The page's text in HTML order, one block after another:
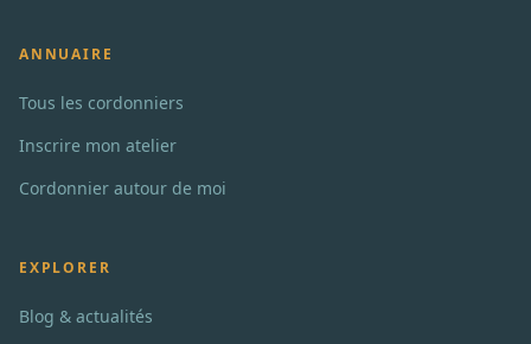
ANNUAIRE
Tous les cordonniers
Inscrire mon atelier
Cordonnier autour de moi
EXPLORER
Blog & actualités